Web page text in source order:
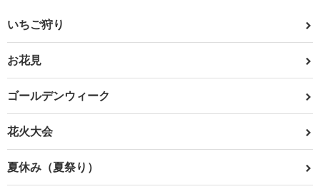
いちご狩り
お花見
ゴールデンウィーク
花火大会
夏休み（夏祭り）